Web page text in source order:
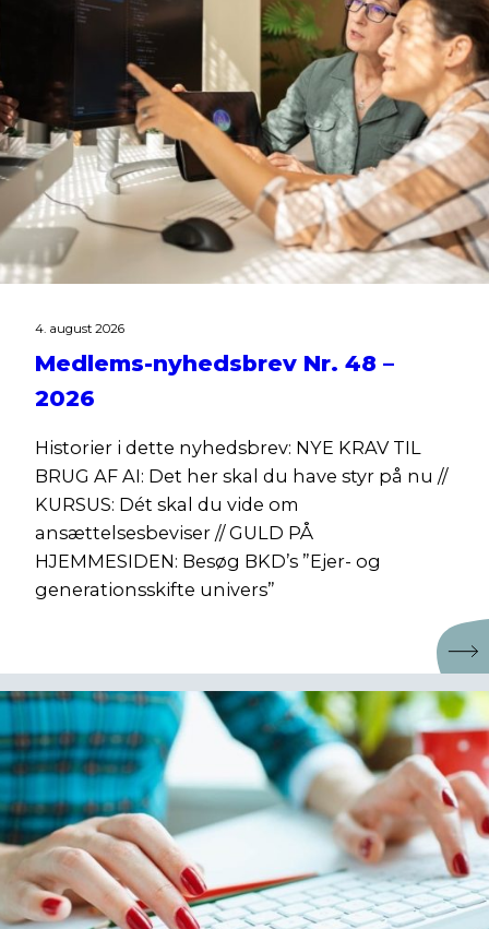
4. august 2026
Medlems-nyhedsbrev Nr. 48 –
2026
Historier i dette nyhedsbrev: NYE KRAV TIL
BRUG AF AI: Det her skal du have styr på nu //
KURSUS: Dét skal du vide om
ansættelsesbeviser // GULD PÅ
HJEMMESIDEN: Besøg BKD’s ”Ejer- og
generationsskifte univers”